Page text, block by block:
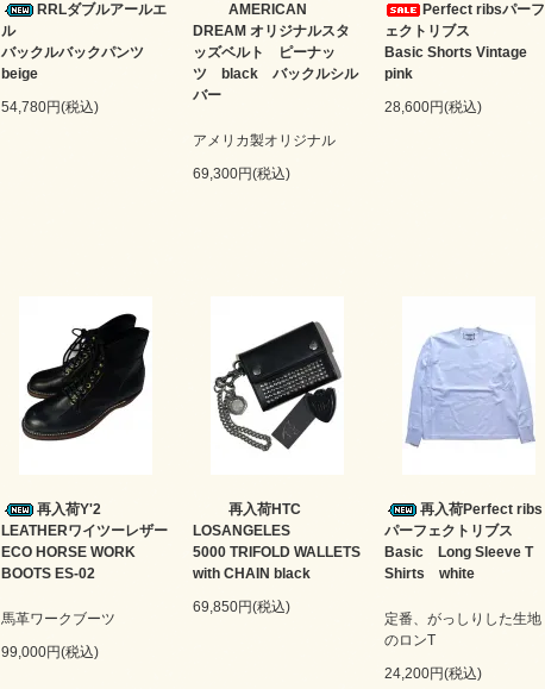
RRLダブルアールエ
ル
バックルバックパンツ
beige
54,780円(税込)
AMERICAN
DREAM オリジナルスタ
ッズベルト ピーナッ
ツ black バックルシル
バー
アメリカ製オリジナル
69,300円(税込)
Perfect ribsパーフ
ェクトリブス
Basic Shorts Vintage
pink
28,600円(税込)
再入荷Y'2
LEATHERワイツーレザー
ECO HORSE WORK
BOOTS ES-02
馬革ワークブーツ
99,000円(税込)
再入荷HTC
LOSANGELES
5000 TRIFOLD WALLETS
with CHAIN black
69,850円(税込)
再入荷Perfect ribs
パーフェクトリブス
Basic Long Sleeve T
Shirts white
定番、がっしりした生地
のロンT
24,200円(税込)